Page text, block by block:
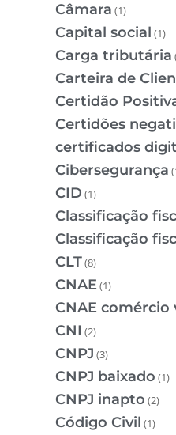
Câmara (1)
Capital social (1)
Carga tributária
Carteira de
Certidão
Certidões
certificados
Cibersegurança
CID (1)
Classificação
Classificação
CLT(8)
CNAE(1)
CNAE comércio
CNI (2)
CNPJ (3)
CNPJ baixado (1)
CNPJ inapto (2)
Código Civil (1)